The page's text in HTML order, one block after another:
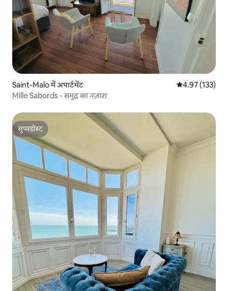
Saint-Malo में अपार्टमेंट औसत रेटिंग 5 में से
4.97 (133)
Mille Sabords - समुद्र का नज़ारा
सुपरहोस्ट
सुपरहोस्ट